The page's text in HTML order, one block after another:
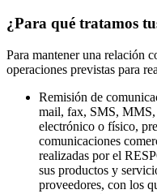
¿Para qué tratamos
Para mantener una relación
operaciones previstas para
Remisión de
mail, fax, SMS, MMS,
electrónico o físico,
comunicaciones
realizadas por el
sus productos y
proveedores, con los